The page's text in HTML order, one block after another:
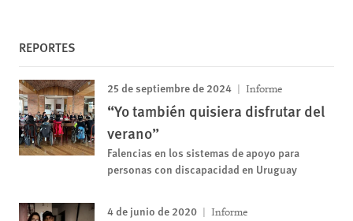
REPORTES
25 de septiembre de 2024 Informe
“Yo también quisiera disfrutar del
verano”
Falencias en los sistemas de apoyo para
personas con discapacidad en Uruguay
4 de junio de 2020 Informe